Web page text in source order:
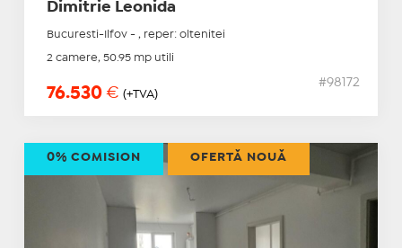
Dimitrie Leonida
Bucuresti-Ilfov - , reper: oltenitei
2 camere, 50.95 mp utili
76.530 € (+TVA)
#98172
0% COMISION OFERTĂ NOUĂ